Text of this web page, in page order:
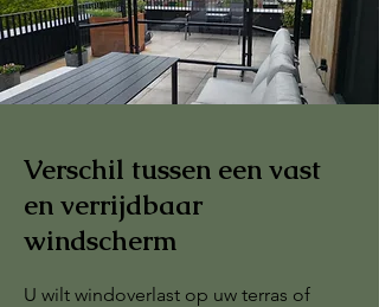
Verschil tussen een vast
en verrijdbaar
windscherm
U wilt windoverlast op uw terras of